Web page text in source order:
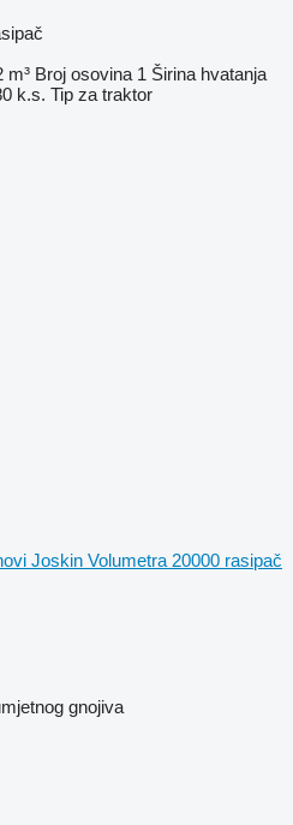
m³ Broj osovina 1 Širina hvatanja
k.s. Tip za traktor
Joskin Volumetra 20000 rasipač
gnojiva